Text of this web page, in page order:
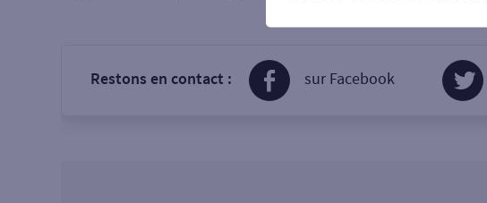
Restons en contact : sur Facebook